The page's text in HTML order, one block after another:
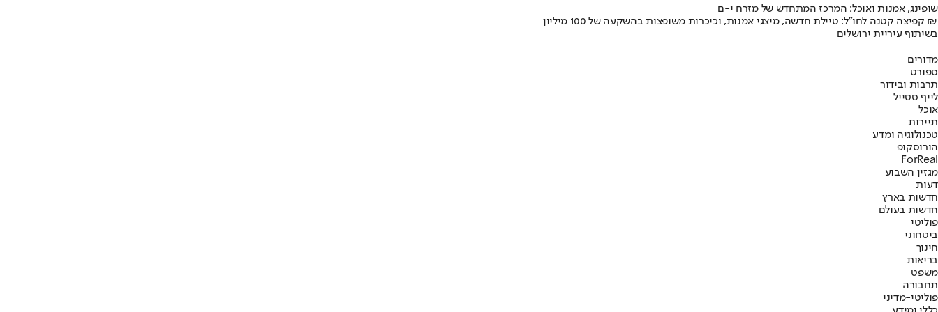
שופינג, אמנות ואוכל: המרכז המתחדש של מזרח י-ם
קפיצה קטנה לחו"ל: טיילת חדשה, מיצגי אמנות, וכיכרות משופצות בהשקעה של 100 מיליון ₪
בשיתוף עיריית ירושלים
מדורים
ספורט
תרבות ובידור
לייף סטייל
אוכל
תיירות
טכנולוגיה ומדע
הורוסקופ
ForReal
מגזין השבוע
דעות
חדשות בארץ
חדשות בעולם
פוליטי
ביטחוני
חינוך
בריאות
משפט
תחבורה
פוליטי-מדיני